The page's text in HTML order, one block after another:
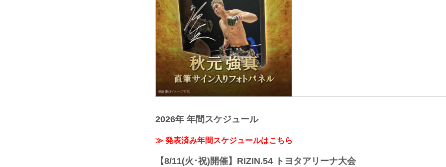
2026年 年間スケジュール
≫ 発表済み年間スケジュールはこちら
【8/11(火･祝)開催】RIZIN.54 トヨタアリーナ大会